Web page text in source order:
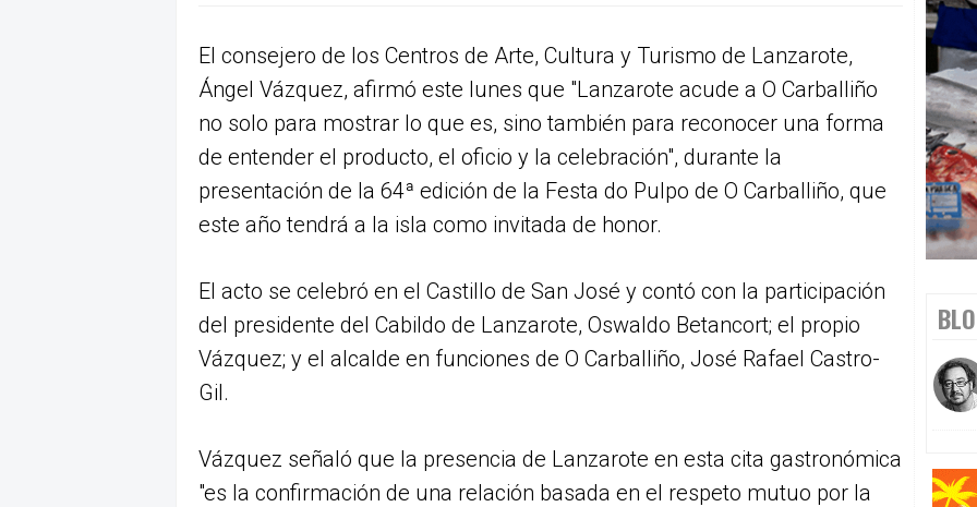
El consejero de los Centros de Arte, Cultura y Turismo de Lanzarote,
Ángel Vázquez, afirmó este lunes que "Lanzarote acude a O Carballiño
no solo para mostrar lo que es, sino también para reconocer una forma
de entender el producto, el oficio y la celebración", durante la
presentación de la 64ª edición de la Festa do Pulpo de O Carballiño, que
este año tendrá a la isla como invitada de honor.
El acto se celebró en el Castillo de San José y contó con la participación
del presidente del Cabildo de Lanzarote, Oswaldo Betancort; el propio
Vázquez; y el alcalde en funciones de O Carballiño, José Rafael Castro-
Gil.
Vázquez señaló que la presencia de Lanzarote en esta cita gastronómica
"es la confirmación de una relación basada en el respeto mutuo por la